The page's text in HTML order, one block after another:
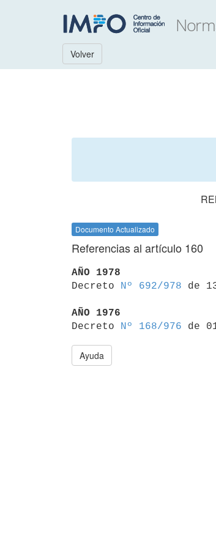
Volver
Documento Actualizado
Referencias al artículo 160
AÑO 1978
Decreto
Nº 692/978 de
AÑO 1976
Decreto
Nº 168/976
Ayuda